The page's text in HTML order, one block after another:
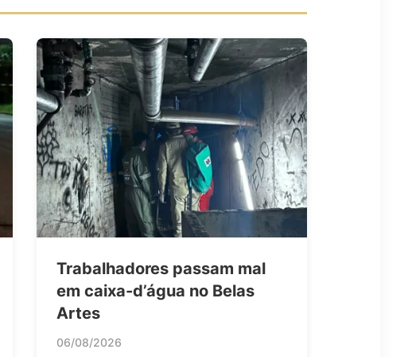
Trabalhadores passam mal
em caixa-d’água no Belas
Artes
06/08/2026